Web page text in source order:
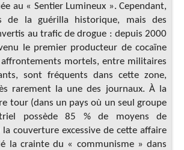
au « Sentier Lumineux ». Cependant,
de la guérilla historique, mais des
au trafic de drogue : depuis 2000
le premier producteur de cocaïne
mortels, entre militaires
sont fréquents dans cette zone,
rarement la une des journaux. À la
tour (dans un pays où un seul groupe
possède 85 % de moyens de
couverture excessive de cette affaire
la crainte du « communisme » dans